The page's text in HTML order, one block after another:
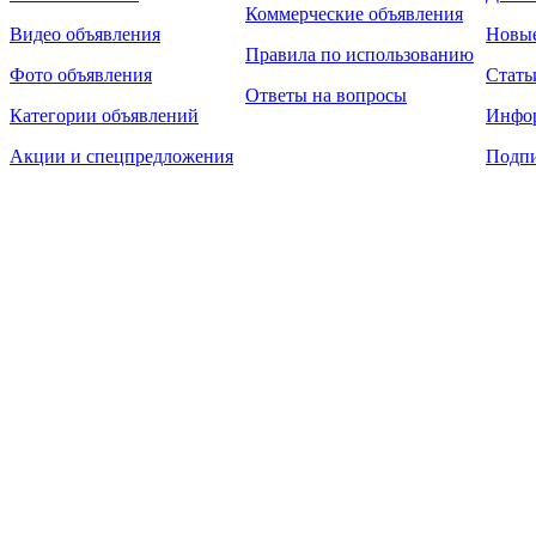
Видео объявления
Фото объявления
Категории объявлений
Акции и спецпредложения
Коммерческие объявления
Правила по использованию
Ответы на вопросы